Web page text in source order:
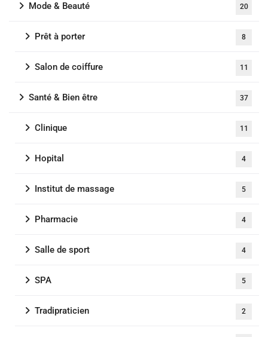
Mode & Beauté 20
Prêt à porter 8
Salon de coiffure 11
Santé & Bien être 37
Clinique 11
Hopital 4
Institut de massage 5
Pharmacie 4
Salle de sport 4
SPA 5
Tradipraticien 2